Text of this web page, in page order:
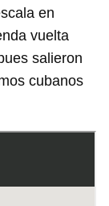
en
vuelta
salieron
cubanos